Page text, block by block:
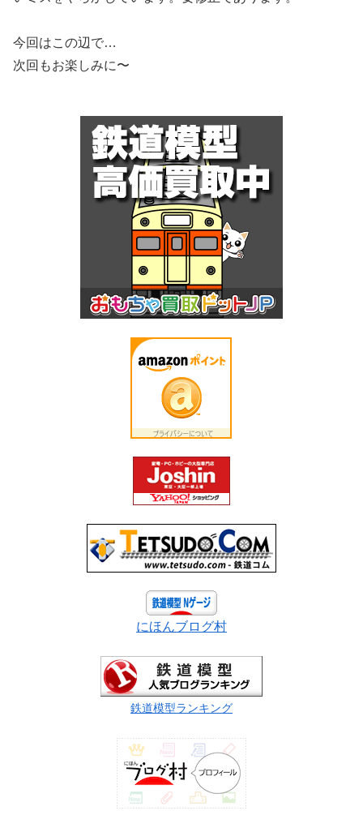
今回はこの辺で…
次回もお楽しみに〜
にほんブログ村
鉄道模型ランキング